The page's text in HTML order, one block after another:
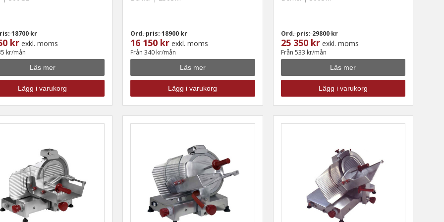
18700 kr
kr exkl. moms
kr/mån
Läs mer
Lägg i varukorg
Ord. pris: 18900 kr
16 150 kr exkl. moms
Från 340 kr/mån
Läs mer
Lägg i varukorg
Ord. pris: 29800 kr
25 350 krexkl. moms
Från 533 kr/mån
Läs mer
Lägg i varukorg